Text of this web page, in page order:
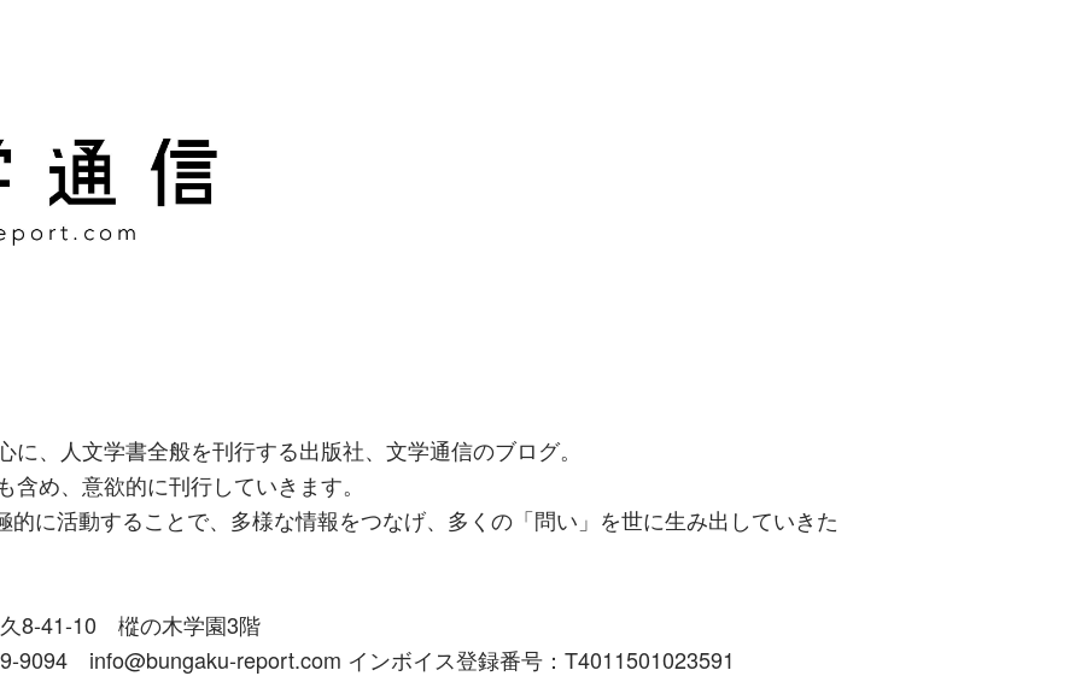
、人文学書全般を刊行する出版社、文学通信のブログ。
め、意欲的に刊行していきます。
に活動することで、多様な情報をつなげ、多くの「問い」を世に生み出していきた
8-41-10 樅の木学園3階
9094 info@bungaku-report.com インボイス登録番号：T4011501023591